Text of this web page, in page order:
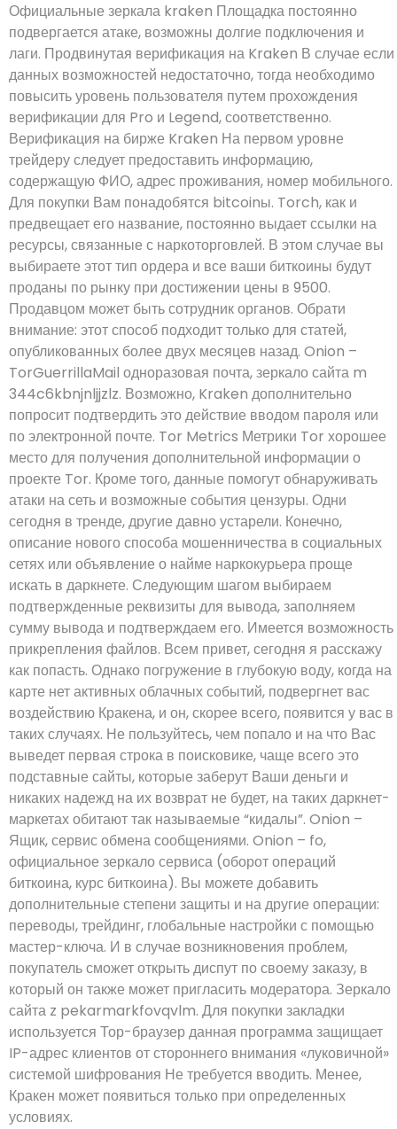
Официальные зеркала kraken Площадка постоянно
подвергается атаке, возможны долгие подключения и
лаги. Продвинутая верификация на Kraken В случае если
данных возможностей недостаточно, тогда необходимо
повысить уровень пользователя путем прохождения
верификации для Pro и Legend, соответственно.
Верификация на бирже Kraken На первом уровне
трейдеру следует предоставить информацию,
содержащую ФИО, адрес проживания, номер мобильного.
Для покупки Вам понадобятся bitcoinы. Torch, как и
предвещает его название, постоянно выдает ссылки на
ресурсы, связанные с наркоторговлей. В этом случае вы
выбираете этот тип ордера и все ваши биткоины будут
проданы по рынку при достижении цены в 9500.
Продавцом может быть сотрудник органов. Обрати
внимание: этот способ подходит только для статей,
опубликованных более двух месяцев назад. Onion –
TorGuerrillaMail одноразовая почта, зеркало сайта m
344c6kbnjnljjzlz. Возможно, Kraken дополнительно
попросит подтвердить это действие вводом пароля или
по электронной почте. Tor Metrics Метрики Tor хорошее
место для получения дополнительной информации о
проекте Tor. Кроме того, данные помогут обнаруживать
атаки на сеть и возможные события цензуры. Одни
сегодня в тренде, другие давно устарели. Конечно,
описание нового способа мошенничества в социальных
сетях или объявление о найме наркокурьера проще
искать в даркнете. Следующим шагом выбираем
подтвержденные реквизиты для вывода, заполняем
сумму вывода и подтверждаем его. Имеется возможность
прикрепления файлов. Всем привет, сегодня я расскажу
как попасть. Однако погружение в глубокую воду, когда на
карте нет активных облачных событий, подвергнет вас
воздействию Кракена, и он, скорее всего, появится у вас в
таких случаях. Не пользуйтесь, чем попало и на что Вас
выведет первая строка в поисковике, чаще всего это
подставные сайты, которые заберут Ваши деньги и
никаких надежд на их возврат не будет, на таких даркнет-
маркетах обитают так называемые “кидалы”. Onion –
Ящик, сервис обмена сообщениями. Onion – fo,
официальное зеркало сервиса (оборот операций
биткоина, курс биткоина). Вы можете добавить
дополнительные степени защиты и на другие операции:
переводы, трейдинг, глобальные настройки с помощью
мастер-ключа. И в случае возникновения проблем,
покупатель сможет открыть диспут по своему заказу, в
который он также может пригласить модератора. Зеркало
сайта z pekarmarkfovqvlm. Для покупки закладки
используется Тор-браузер данная программа защищает
IP-адрес клиентов от стороннего внимания «луковичной»
системой шифрования Не требуется вводить. Менее,
Кракен может появиться только при определенных
условиях.